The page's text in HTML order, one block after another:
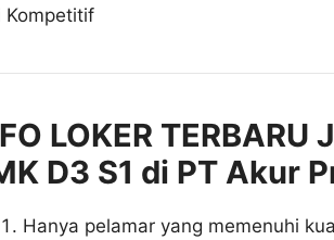
Kompetitif
LOKER
D3 S1 di PT Akur
Hanya pelamar yang memenuhi